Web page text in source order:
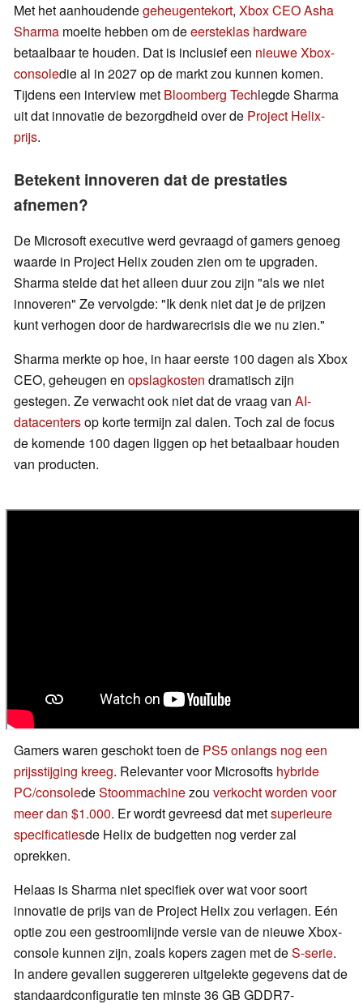
Met het aanhoudendegeheugentekort, Xbox CEO Asha
Sharma moeite hebben om deeersteklas hardware
betaalbaar te houden. Dat is inclusief een nieuwe Xbox-
consoledie al in 2027 op de markt zou kunnen komen.
Tijdens een interview met Bloomberg Techlegde Sharma
uit dat innovatie de bezorgdheid over de Project Helix-
prijs.
Betekent innoveren dat de prestaties
afnemen?
De Microsoft executive werd gevraagd of gamers genoeg
waarde in Project Helix zouden zien om te upgraden.
Sharma stelde dat het alleen duur zou zijn "als we niet
innoveren" Ze vervolgde: "Ik denk niet dat je de prijzen
kunt verhogen door de hardwarecrisis die we nu zien."
Sharma merkte op hoe, in haar eerste 100 dagen als Xbox
CEO, geheugen en opslagkosten dramatisch zijn
gestegen. Ze verwacht ook niet dat de vraag van AI-
datacentersop korte termijn zal dalen. Toch zal de focus
de komende 100 dagen liggen op het betaalbaar houden
van producten.
Gamers waren geschokt toen de PS5 onlangs nog een
prijsstijging kreeg. Relevanter voor Microsofts hybride
PC/consoledeStoommachinezou verkocht worden voor
meer dan $1.000. Er wordt gevreesd dat metsuperieure
specificatiesde Helix de budgetten nog verder zal
oprekken.
Helaas is Sharma niet specifiek over wat voor soort
innovatie de prijs van de Project Helix zou verlagen. Eén
optie zou een gestroomlijnde versie van de nieuwe Xbox-
console kunnen zijn, zoals kopers zagen met deS-serie.
In andere gevallen suggereren uitgelekte gegevens dat de
standaardconfiguratie ten minste 36 GB GDDR7-